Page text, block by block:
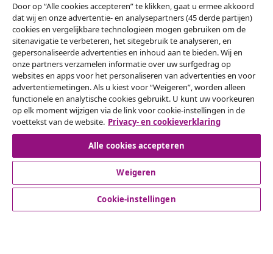
Meld je aan voor onze nieuwsbrief
Sluit je aan bij meer dan 700.000 shoppers die
wekelijkse deals, seizoensaanbiedingen en nieuwe
artikelen van vidaXL ontvangen.
Onze sociale media
Herroeping van de overeenkomst
Een annulering voor je bestelling indienen
Door op “Alle cookies accepteren” te klikken, gaat u ermee akkoord
dat wij en onze advertentie- en analysepartners (45 derde partijen)
cookies en vergelijkbare technologieën mogen gebruiken om de
sitenavigatie te verbeteren, het sitegebruik te analyseren, en
gepersonaliseerde advertenties en inhoud aan te bieden. Wij en
onze partners verzamelen informatie over uw surfgedrag op
websites en apps voor het personaliseren van advertenties en voor
advertentiemetingen. Als u kiest voor “Weigeren”, worden alleen
functionele en analytische cookies gebruikt. U kunt uw voorkeuren
op elk moment wijzigen via de link voor cookie-instellingen in de
voettekst van de website. Privacy- en cookieverklaring
Alle cookies accepteren
Weigeren
Cookie-instellingen